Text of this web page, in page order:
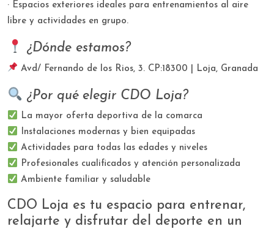
· Espacios exteriores ideales para entrenamientos al aire
libre y actividades en grupo.
¿Dónde estamos?
Avd/ Fernando de los Rios, 3. CP:18300 | Loja, Granada
¿Por qué elegir CDO Loja?
​ La mayor oferta deportiva de la comarca
​ Instalaciones modernas y bien equipadas
​ Actividades para todas las edades y niveles
​ Profesionales cualificados y atención personalizada
​ Ambiente familiar y saludable
CDO Loja es tu espacio para entrenar,
relajarte y disfrutar del deporte en un